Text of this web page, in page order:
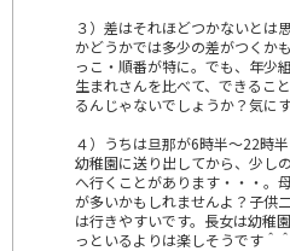
３）差はそれほどつかないとは
かどうかでは多少の差がつくか
っこ・順番が特に。でも、年少
生まれさんを比べて、できるこ
るんじゃないでしょうか？気に
４）うちは旦那が6時半～22時
幼稚園に送り出してから、少し
へ行くことがあります・・・。
が多いかもしれませんよ？子供
は行きやすいです。長女は幼稚
っといるよりは楽しそうです＾